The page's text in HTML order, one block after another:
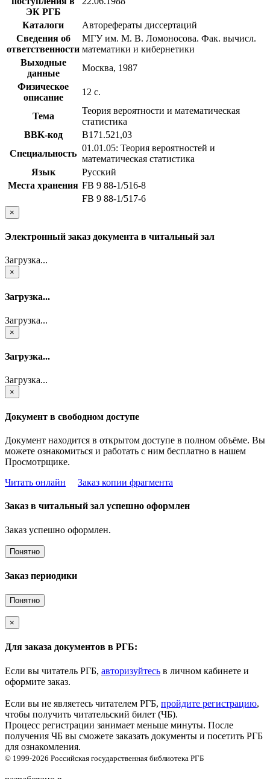
ЭК РГБ
Каталоги
Авторефераты диссертаций
Сведения об
ответственности
МГУ им. М. В. Ломоносова. Фак. вычисл.
математики и кибернетики
Выходные
данные
Москва, 1987
Физическое
описание
12 с.
Тема
Теория вероятности и математическая
статистика
BBK-код
В171.521,03
Специальность
01.01.05: Теория вероятностей и
математическая статистика
Язык
Русский
Места хранения FB 9 88-1/516-8
FB 9 88-1/517-6
×
Электронный заказ документа в читальный зал
Загрузка...
×
Загрузка...
Загрузка...
×
Загрузка...
Загрузка...
×
Документ в свободном доступе
Документ находится в открытом доступе в полном объёме. Вы
можете ознакомиться и работать с ним бесплатно в нашем
Просмотрщике.
Читать онлайн
Заказ копии фрагмента
Заказ в читальный зал успешно оформлен
Заказ успешно оформлен.
Понятно
Заказ периодики
Понятно
×
Для заказа документов в РГБ:
Если вы читатель РГБ, авторизуйтесь в личном кабинете и
оформите заказ.
Если вы не являетесь читателем РГБ, пройдите регистрацию,
чтобы получить читательский билет (ЧБ).
Процесс регистрации занимает меньше минуты. После
получения ЧБ вы сможете заказать документы и посетить РГБ
для ознакомления.
© 1999-2026 Российская государственная библиотека РГБ